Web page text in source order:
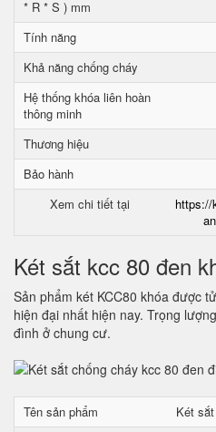
* R * S ) mm
Tính năng
Khả năng chống cháy
Hệ thống khóa liên hoàn
thông minh
Thương hiệu
Bảo hành
Xem chi tiết tại
https://
Két sắt kcc 80 đen
Sản phẩm két KCC80 khóa được
hiện đại nhất hiện nay. Trọng
đình ở chung cư.
Tên sản phẩm
Két